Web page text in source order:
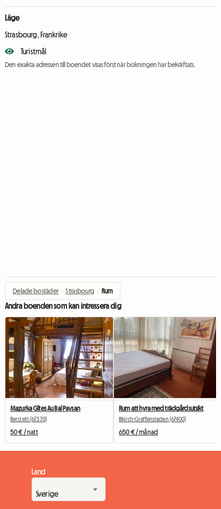
Läge
Strasbourg, Frankrike
Turistmål
Den exakta adressen till boendet visas först när bokningen har bekräftats.
Delade bostäder › Strasbourg › Rum
Andra boenden som kan intressera dig
Mazurka Gîtes Au Bal Paysan
Berstett (67370)
50 € / natt
Rum att hyra med trädgårdsutsikt
Illkirch-Graffenstaden (67400)
650 € / månad
Land